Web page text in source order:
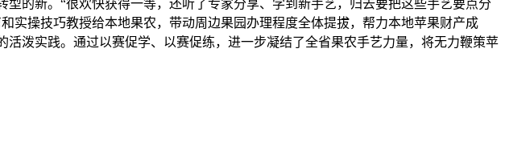
的新。“很欢快获得一等，还听了专家分享、学到新手艺，归去要把这些手艺要点分
实操技巧教授给本地果农，带动周边果园办理程度全体提拔，帮力本地苹果财产成
泼实践。通过以赛促学、以赛促练，进一步凝结了全省果农手艺力量，将无力鞭策苹